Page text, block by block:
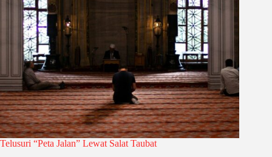
Telusuri “Peta Jalan” Lewat Salat Taubat